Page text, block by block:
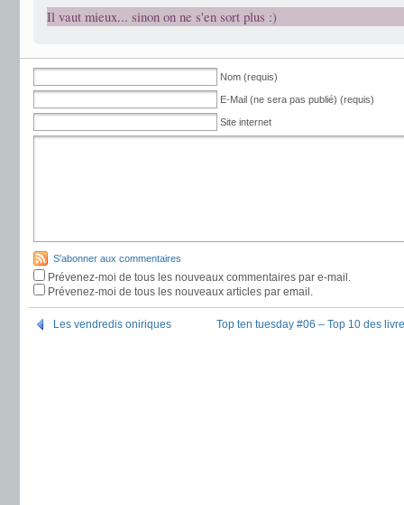
Il vaut mieux... sinon on ne s'en sort plus :)
Nom (requis)
E-Mail (ne sera pas publié) (requis)
Site internet
S'abonner aux commentaires
Prévenez-moi de tous les nouveaux commentaires par e-mail.
Prévenez-moi de tous les nouveaux articles par email.
Les vendredis oniriques Top ten tuesday #06 – Top 10 des